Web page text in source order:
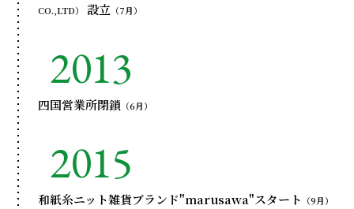
CO.,LTD）
設立 （7月）
2013
四国営業所閉鎖 （6月）
2015
和紙糸ニット雑貨ブランド"marusawa"スタート （9月）